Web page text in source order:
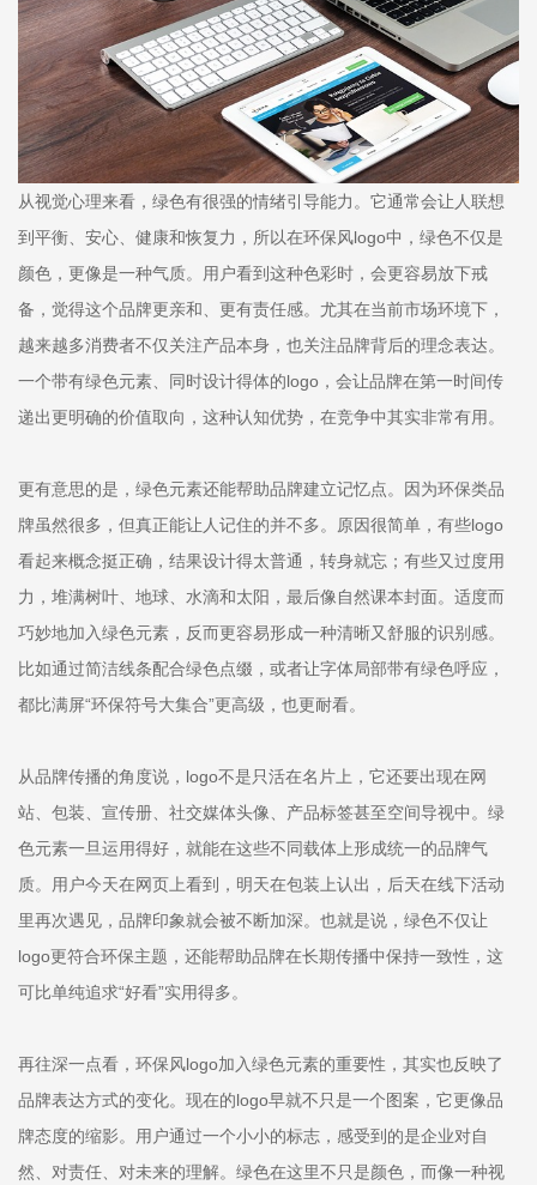
从视觉心理来看，绿色有很强的情绪引导能力。它通常会让人联想
到平衡、安心、健康和恢复力，所以在环保风logo中，绿色不仅是
颜色，更像是一种气质。用户看到这种色彩时，会更容易放下戒
备，觉得这个品牌更亲和、更有责任感。尤其在当前市场环境下，
越来越多消费者不仅关注产品本身，也关注品牌背后的理念表达。
一个带有绿色元素、同时设计得体的logo，会让品牌在第一时间传
递出更明确的价值取向，这种认知优势，在竞争中其实非常有用。
更有意思的是，绿色元素还能帮助品牌建立记忆点。因为环保类品
牌虽然很多，但真正能让人记住的并不多。原因很简单，有些logo
看起来概念挺正确，结果设计得太普通，转身就忘；有些又过度用
力，堆满树叶、地球、水滴和太阳，最后像自然课本封面。适度而
巧妙地加入绿色元素，反而更容易形成一种清晰又舒服的识别感。
比如通过简洁线条配合绿色点缀，或者让字体局部带有绿色呼应，
都比满屏“环保符号大集合”更高级，也更耐看。
从品牌传播的角度说，logo不是只活在名片上，它还要出现在网
站、包装、宣传册、社交媒体头像、产品标签甚至空间导视中。绿
色元素一旦运用得好，就能在这些不同载体上形成统一的品牌气
质。用户今天在网页上看到，明天在包装上认出，后天在线下活动
里再次遇见，品牌印象就会被不断加深。也就是说，绿色不仅让
logo更符合环保主题，还能帮助品牌在长期传播中保持一致性，这
可比单纯追求“好看”实用得多。
再往深一点看，环保风logo加入绿色元素的重要性，其实也反映了
品牌表达方式的变化。现在的logo早就不只是一个图案，它更像品
牌态度的缩影。用户通过一个小小的标志，感受到的是企业对自
然、对责任、对未来的理解。绿色在这里不只是颜色，而像一种视